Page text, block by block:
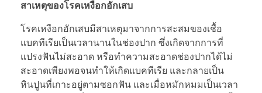
สาเหตุของโรคเหงือกอักเสบ
โรคเหงือกอักเสบมีสาเหตุมาจากการสะสมของเชื้อ
แบคทีเรียเป็นเวลานานในช่องปาก ซึ่งเกิดจากการที่
แปรงฟันไม่สะอาด หรือทำความสะอาดช่องปากได้ไม่
สะอาดเพียงพอจนทำให้เกิดแบคทีเรีย และกลายเป็น
หินปูนที่เกาะอยู่ตามซอกฟัน และเมื่อหมักหมมเป็นเวลา